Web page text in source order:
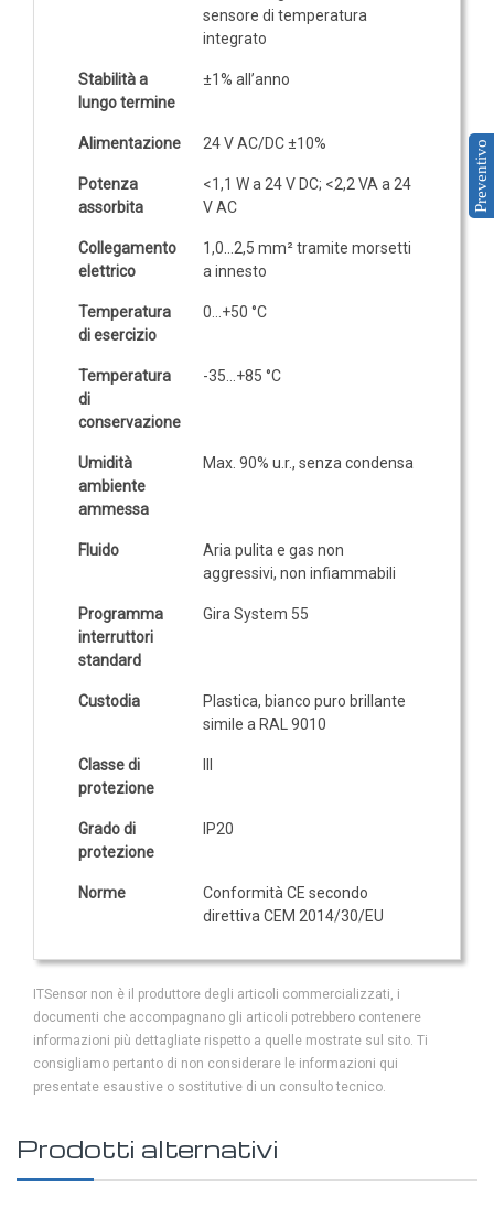
sensore di temperatura
integrato
Stabilità a
lungo termine
±1% all’anno
Alimentazione 24 V AC/DC ±10%
Potenza
assorbita
<1,1 W a 24 V DC; <2,2 VA a 24
V AC
Collegamento
elettrico
1,0…2,5 mm² tramite morsetti
a innesto
Temperatura
di esercizio
0…+50 °C
Temperatura
di
conservazione
-35…+85 °C
Umidità
ambiente
ammessa
Max. 90% u.r., senza condensa
Fluido
Aria pulita e gas non
aggressivi, non infiammabili
Programma
interruttori
standard
Gira System 55
Custodia
Plastica, bianco puro brillante
simile a RAL 9010
Classe di
protezione
Grado di
protezione
IP20
Norme
Conformità CE secondo
direttiva CEM 2014/30/EU
ITSensor non è il produttore degli articoli commercializzati, i
documenti che accompagnano gli articoli potrebbero contenere
informazioni più dettagliate rispetto a quelle mostrate sul sito. Ti
consigliamo pertanto di non considerare le informazioni qui
presentate esaustive o sostitutive di un consulto tecnico.
Prodotti alternativi
NH3 ambiente
NH3 in condotto
Etilene (C2H4)
C2H4 ambiente
C2H4 in condotto
Idrogeno (H2)
H2 in condotto
CO ambiente
CO in condotto
Preventivo